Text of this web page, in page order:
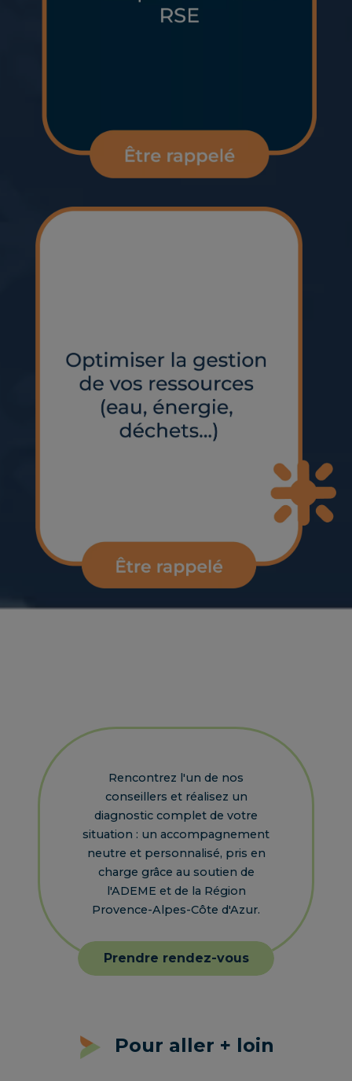
Rencontrez l'un de nos
conseillers et réalisez un
diagnostic complet de votre
situation : un accompagnement
neutre et personnalisé, pris en
charge grâce au soutien de
l'ADEME et de la Région
Provence-Alpes-Côte d'Azur.
Prendre rendez-vous
Prendre rendez-vous
Pour aller + loin